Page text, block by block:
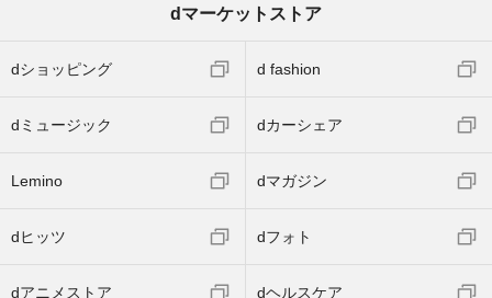
dマーケットストア
dショッピング d fashion
dミュージック dカーシェア
Lemino dマガジン
dヒッツ dフォト
dアニメストア dヘルスケア